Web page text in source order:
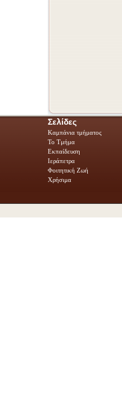
Σελίδες
Καμπάνια τμήματος
Το Τμήμα
Εκπαίδευση
Ιεράπετρα
Φοιτητική Ζωή
Χρήσιμα